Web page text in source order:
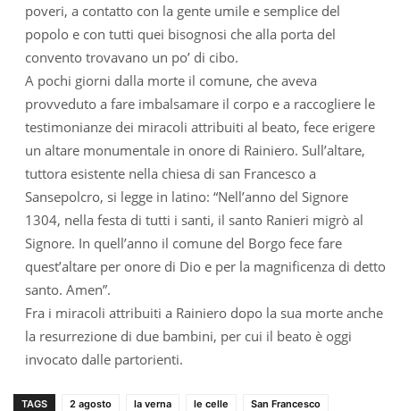
poveri, a contatto con la gente umile e semplice del
popolo e con tutti quei bisognosi che alla porta del
convento trovavano un po’ di cibo.
A pochi giorni dalla morte il comune, che aveva
provveduto a fare imbalsamare il corpo e a raccogliere le
testimonianze dei miracoli attribuiti al beato, fece erigere
un altare monumentale in onore di Rainiero. Sull’altare,
tuttora esistente nella chiesa di san Francesco a
Sansepolcro, si legge in latino: “Nell’anno del Signore
1304, nella festa di tutti i santi, il santo Ranieri migrò al
Signore. In quell’anno il comune del Borgo fece fare
quest’altare per onore di Dio e per la magnificenza di detto
santo. Amen”.
Fra i miracoli attribuiti a Rainiero dopo la sua morte anche
la resurrezione di due bambini, per cui il beato è oggi
invocato dalle partorienti.
TAGS 2 agosto la verna le celle San Francesco